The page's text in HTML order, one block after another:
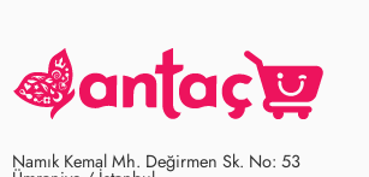
Namık Kemal Mh. Değirmen Sk. No: 53